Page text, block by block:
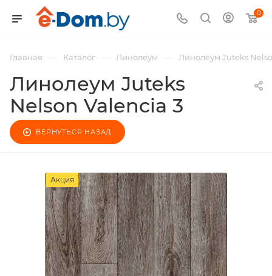
0
Главная — Каталог — Линолеум — Линолеум Juteks
Линолеум Juteks
Nelson Valencia 3
ВЕРНУТЬСЯ НАЗАД
Акция